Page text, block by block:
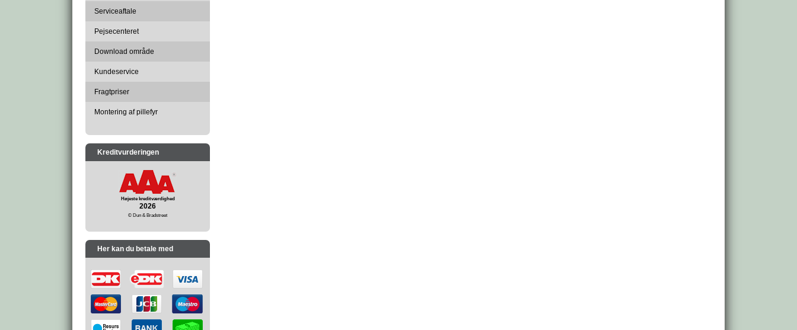
Serviceaftale
Pejsecenteret
Download område
Kundeservice
Fragtpriser
Montering af pillefyr
Kreditvurderingen
Højeste kreditværdighed
2026
© Dun & Bradstreet
Her kan du betale med